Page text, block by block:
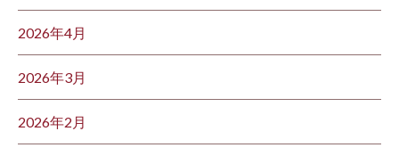
2026年4月
2026年3月
2026年2月